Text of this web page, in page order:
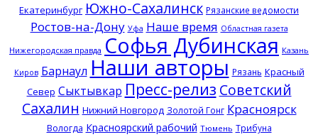
Екатеринбург Южно-Сахалинск Рязанские ведомости
Ростов-на-Дону Уфа Наше время Областная газета
Нижегородская правда Софья Дубинская Казань
Киров Барнаул Наши авторы Рязань Красный
Север Сыктывкар Пресс-релиз Советский
Сахалин Нижний Новгород Золотой Гонг Красноярск
Вологда Красноярский рабочий Тюмень Трибуна